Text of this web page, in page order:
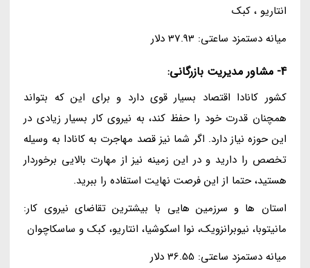
انتاریو ، کبک
میانه دستمزد ساعتی: 37.93 دلار
4- مشاور مدیریت بازرگانی:
کشور کانادا اقتصاد بسیار قوی دارد و برای این که بتواند
همچنان قدرت خود را حفظ کند، به نیروی کار بسیار زیادی در
این حوزه نیاز دارد. اگر شما نیز قصد مهاجرت به کانادا به وسیله
تخصص را دارید و در این زمینه نیز از مهارت بالایی برخوردار
هستید، حتما از این فرصت نهایت استفاده را ببرید.
استان ها و سرزمین هایی با بیشترین تقاضای نیروی کار:
مانیتوبا، نیوبرانزویک، نوا اسکوشیا، انتاریو، کبک و ساسکاچوان
میانه دستمزد ساعتی: 36.55 دلار